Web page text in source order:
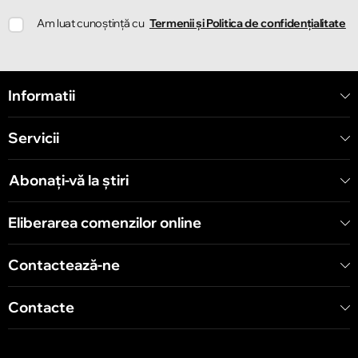
Strada Ion Creangă 78
Strada Mitropolit Varlaam 58
Chișinău
Am luat cunoștință cu Termenii și Politica de confidențialitate
Informatii
Servicii
Abonați-vă la știri
Eliberarea comenzilor online
Contactează-ne
Contacte